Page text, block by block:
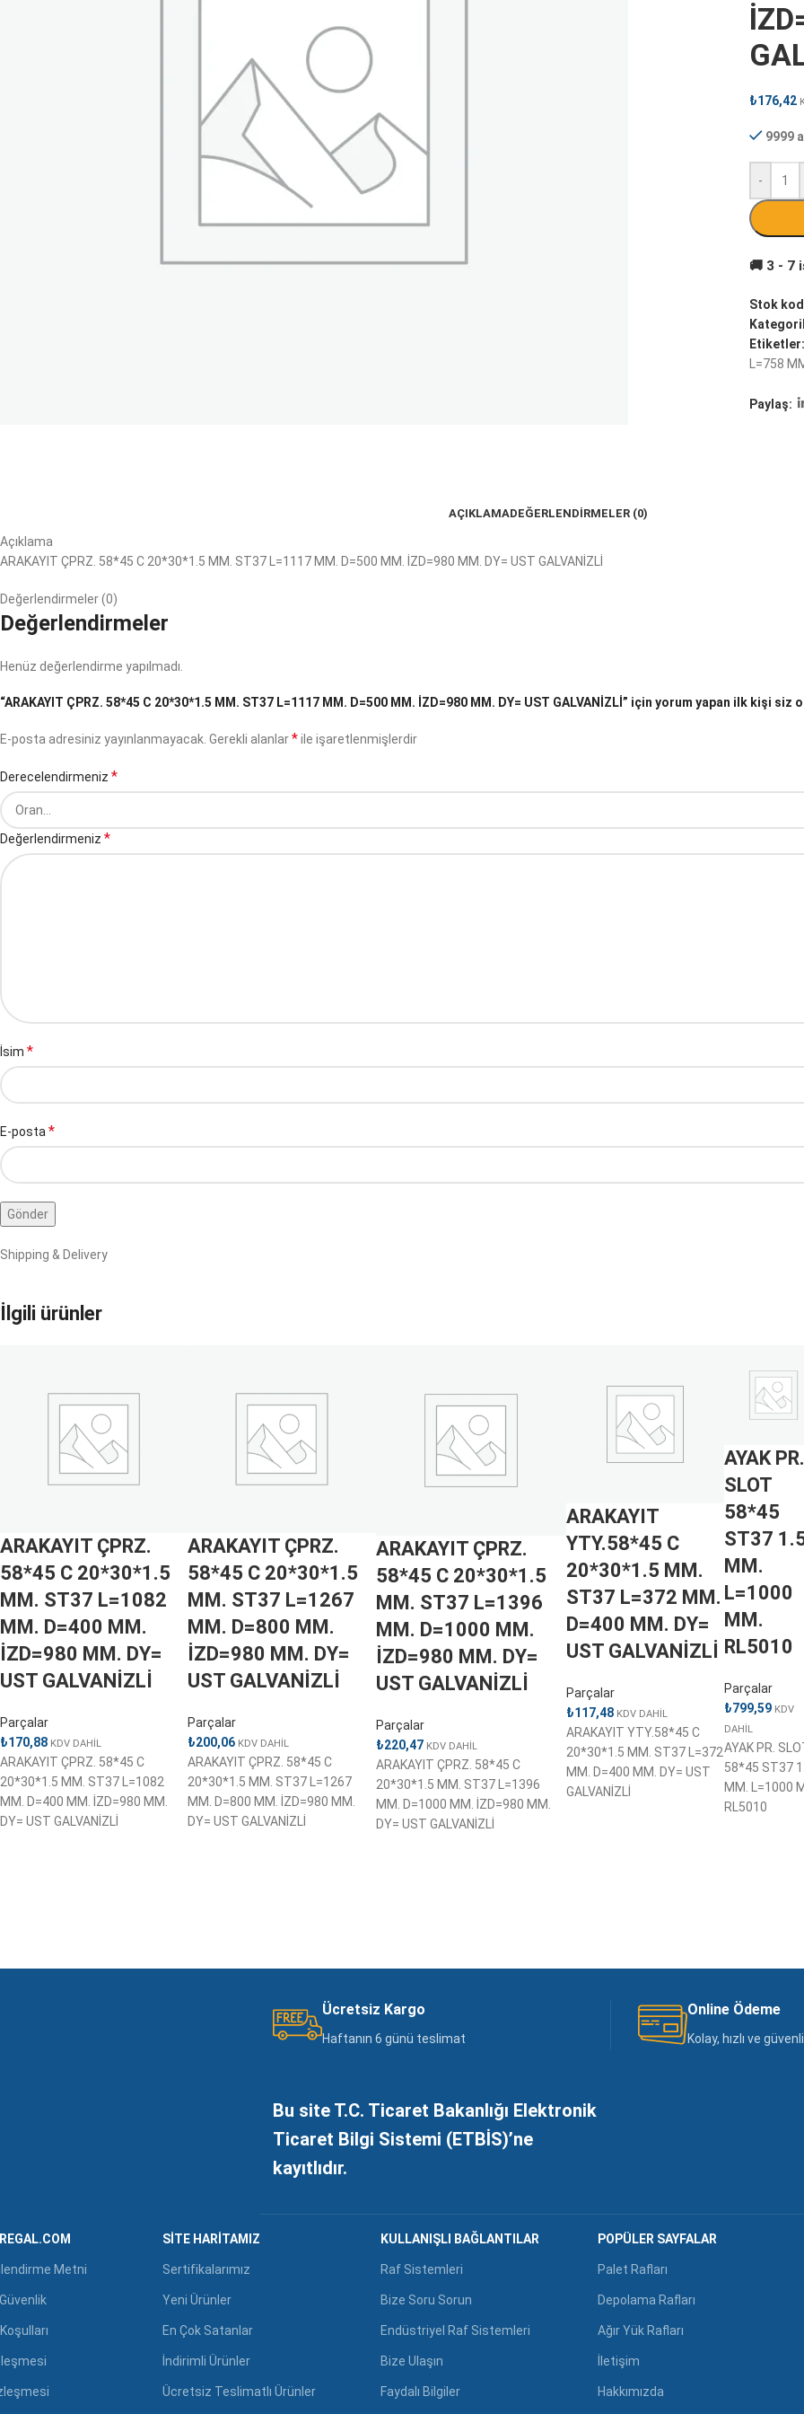
₺176,42
9999
-
Stok
Etiketler:
L=758
Paylaş:
AÇIKLAMADEĞERLENDIRMELER (0)
Açıklama
ARAKAYIT ÇPRZ. 58*45 C 20*30*1.5 MM. ST37 L=1117 MM. D=500 MM. İZD=980 MM. DY= UST GALVANİZLİ
Değerlendirmeler (0)
Değerlendirmeler
Henüz değerlendirme yapılmadı.
“ARAKAYIT ÇPRZ. 58*45 C 20*30*1.5 MM. ST37 L=1117 MM. D=500 MM. İZD=980 MM. DY= UST GALVANİZLİ” için yorum yapan ilk kişi siz
E-posta adresiniz yayınlanmayacak. Gerekli alanlar*ile işaretlenmişlerdir
Derecelendirmeniz *
Değerlendirmeniz *
İsim *
E-posta *
Shipping & Delivery
İlgili ürünler
ARAKAYIT ÇPRZ.
58*45 C 20*30*1.5
MM. ST37 L=1082
MM. D=400 MM.
İZD=980 MM. DY=
UST GALVANİZLİ
Parçalar
₺170,88 KDV DAHİL
ARAKAYIT ÇPRZ. 58*45 C
20*30*1.5 MM. ST37 L=1082
MM. D=400 MM. İZD=980 MM.
DY= UST GALVANİZLİ
ARAKAYIT ÇPRZ.
58*45 C 20*30*1.5
MM. ST37 L=1267
MM. D=800 MM.
İZD=980 MM. DY=
UST GALVANİZLİ
Parçalar
₺200,06 KDV DAHİL
ARAKAYIT ÇPRZ. 58*45 C
20*30*1.5 MM. ST37 L=1267
MM. D=800 MM. İZD=980 MM.
DY= UST GALVANİZLİ
ARAKAYIT ÇPRZ.
58*45 C 20*30*1.5
MM. ST37 L=1396
MM. D=1000 MM.
İZD=980 MM. DY=
UST GALVANİZLİ
Parçalar
₺220,47 KDV DAHİL
ARAKAYIT ÇPRZ. 58*45 C
20*30*1.5 MM. ST37 L=1396
MM. D=1000 MM. İZD=980 MM.
DY= UST GALVANİZLİ
ARAKAYIT
YTY.58*45 C
20*30*1.5 MM.
ST37 L=372 MM.
D=400 MM. DY=
UST GALVANİZLİ
Parçalar
₺117,48 KDV DAHİL
ARAKAYIT YTY.58*45 C
20*30*1.5 MM. ST37 L=372
MM. D=400 MM. DY= UST
GALVANİZLİ
AYAK PR.
SLOT
58*45
ST37
MM.
L=1000
MM.
RL5010
Parçalar
₺799,59 KDV
DAHİL
AYAK PR.
58*45 ST37
MM. L=1000
RL5010
Ücretsiz Kargo
Haftanın 6 günü teslimat
Bu site T.C. Ticaret Bakanlığı Elektronik
Ticaret Bilgi Sistemi (ETBİS)’ne
kayıtlıdır.
Online Ödeme
Kolay, hızlı ve
Metni
SITE HARITAMIZ
Sertifikalarımız
Yeni Ürünler
En Çok Satanlar
İndirimli Ürünler
Ücretsiz Teslimatlı Ürünler
KULLANIŞLI BAĞLANTILAR
Raf Sistemleri
Bize Soru Sorun
Endüstriyel Raf Sistemleri
Bize Ulaşın
Faydalı Bilgiler
POPÜLER SAYFALAR
Palet Rafları
Depolama Rafları
Ağır Yük Rafları
İletişim
Hakkımızda